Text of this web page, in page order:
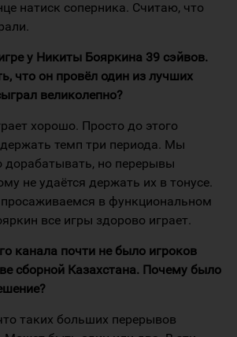
натиск соперника. Считаю, что
у Никиты Бояркина 39 сэйвов.
что он провёл один из лучших
великолепно?
хорошо. Просто до этого
темп три периода. Мы
дорабатывать, но перерывы
не удаётся держать их в тонусе.
в функциональном
все игры здорово играет.
канала почти не было игроков
сборной Казахстана. Почему было
таких больших перерывов